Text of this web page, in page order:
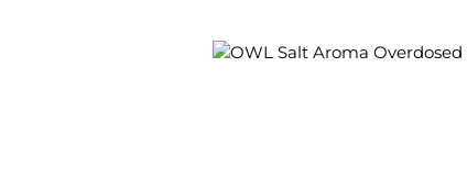
Bildergalerie überspringen